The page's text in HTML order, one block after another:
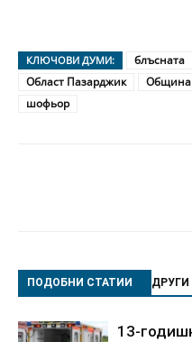
КЛЮЧОВИ ДУМИ: блъсната
Област Пазарджик
шофьор
ПОДОБНИ СТАТИИ ДРУГИ
13-